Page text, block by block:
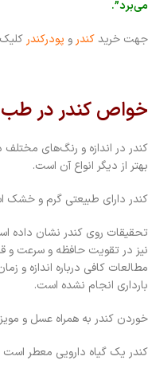
می‌برد”.
جهت خریدکندرو پودرکندر
خواص کندر در
کندر در اندازه و رنگ‌های
بهتر از دیگر انواع آن است.
کندر دارای طبیعتی گرم و
تحقیقات روی کندر نشان داده
نیز در تقویت حافظه و سرعت و
مطالعات کافی درباره اندازه و
بارداری انجام نشده است.
خوردن کندر به همراه عسل و
کندر یک گیاه دارویی معطر است